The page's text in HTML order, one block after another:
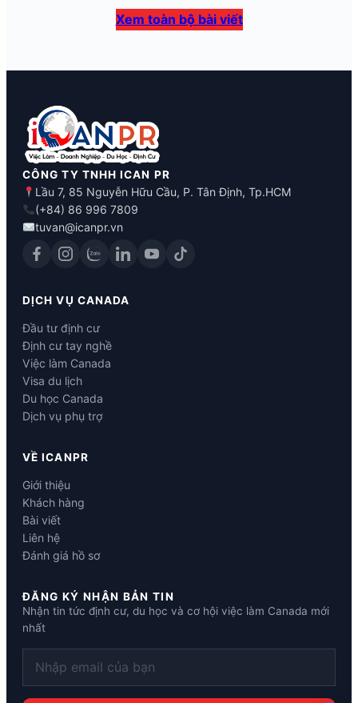
Xem toàn bộ bài viết
CÔNG TY TNHH ICAN PR
Lầu 7, 85 Nguyễn Hữu Cầu, P. Tân Định, Tp.HCM
(+84) 86 996 7809
tuvan@icanpr.vn
DỊCH VỤ CANADA
Đầu tư định cư
Định cư tay nghề
Việc làm Canada
Visa du lịch
Du học Canada
Dịch vụ phụ trợ
VỀ ICANPR
Giới thiệu
Khách hàng
Bài viết
Liên hệ
Đánh giá hồ sơ
ĐĂNG KÝ NHẬN BẢN TIN
Nhận tin tức định cư, du học và cơ hội việc làm Canada mới
nhất